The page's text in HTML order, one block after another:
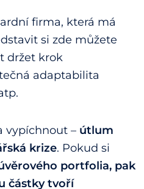
firma, která má
si zde můžete
držet krok
adaptabilita
vypíchnout – útlum
krize. Pokud si
portfolia, pak
částky tvoří